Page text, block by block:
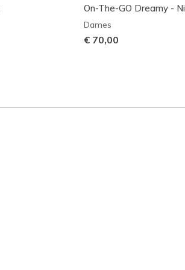
On-The-GO Dreamy -
Dames
€ 70,00